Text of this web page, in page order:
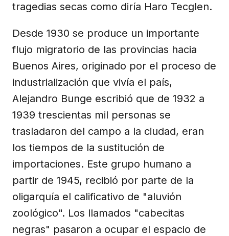
tragedias secas como diría Haro Tecglen.
Desde 1930 se produce un importante
flujo migratorio de las provincias hacia
Buenos Aires, originado por el proceso de
industrialización que vivía el país,
Alejandro Bunge escribió que de 1932 a
1939 trescientas mil personas se
trasladaron del campo a la ciudad, eran
los tiempos de la sustitución de
importaciones. Este grupo humano a
partir de 1945, recibió por parte de la
oligarquía el calificativo de "aluvión
zoológico". Los llamados "cabecitas
negras" pasaron a ocupar el espacio de